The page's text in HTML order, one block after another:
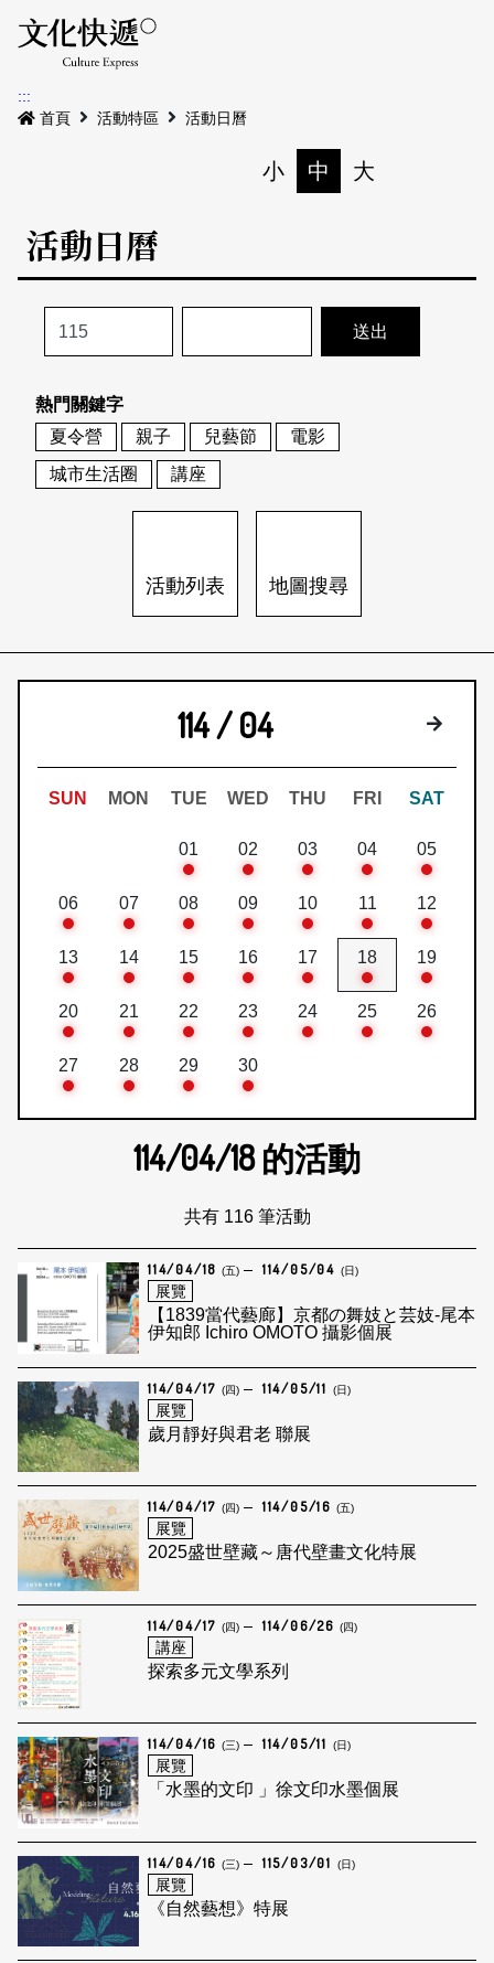
最新公告
本期專題
歷史專題
活動特區
活動列表
地圖搜尋
關於我們
關於我們
刊物索取地點
會員基本資料
刊登活動
網站導覽 English
日本語 登入/註冊
:::
首頁
活動特區 活動日曆
小 中 大
活動日曆
熱門關鍵字
夏令營
親子 兒藝節
電影
城市生活圈
講座
活動列表 地圖搜尋
114 / 04 下個月
SUN MON TUE WED THU FRI SAT
01 02 03 04 05
06 07 08 09 10 11 12
13 14 15 16 17 18 19
20 21 22 23 24 25 26
27 28 29 30
114/04/18的活動
共有 116 筆活動
114/04/18 (五) 114/05/04 (日)
展覽
【1839當代藝廊】京都の舞妓と芸妓-尾本
伊知郎 Ichiro OMOTO 攝影個展
114/04/17 (四) 114/05/11 (日)
展覽
歲月靜好與君老 聯展
114/04/17 (四) 114/05/16 (五)
展覽
2025盛世壁藏～唐代壁畫文化特展
114/04/17 (四) 114/06/26 (四)
講座
探索多元文學系列
114/04/16 (三) 114/05/11 (日)
展覽
「水墨的文印 」徐文印水墨個展
114/04/16 (三) 115/03/01 (日)
展覽
《自然藝想》特展